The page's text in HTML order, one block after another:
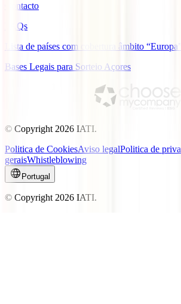
Contacto
FAQs
Lista de países com cobertura âmbito “Europa”
Bases Legais para Sorteio Açores
© Copyright 2026 IATI.
Politica de CookiesAviso legalPolitica de
geraisWhistleblowing
Portugal
© Copyright 2026 IATI.